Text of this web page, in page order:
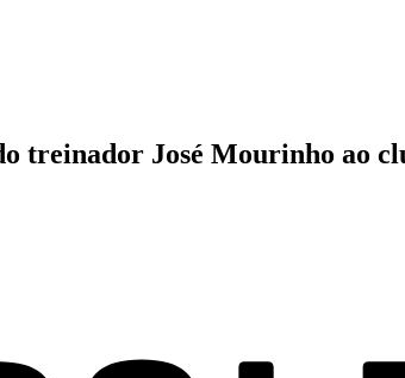
treinador José Mourinho ao